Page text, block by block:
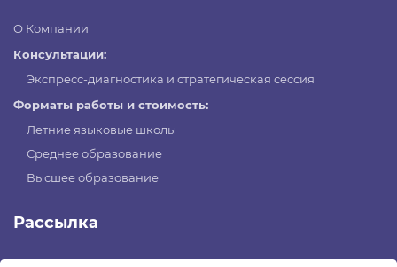
О Компании
Консультации:
Экспресс-диагностика и стратегическая сессия
Форматы работы и стоимость:
Летние языковые школы
Среднее образование
Высшее образование
Рассылка